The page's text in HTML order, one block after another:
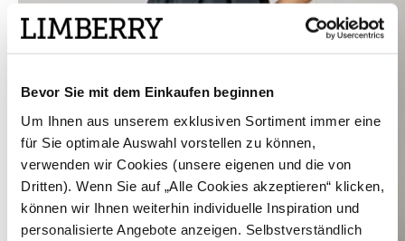
Bevor Sie mit dem Einkaufen beginnen
Um Ihnen aus unserem exklusiven Sortiment immer eine
für Sie optimale Auswahl vorstellen zu können,
verwenden wir Cookies (unsere eigenen und die von
Dritten). Wenn Sie auf „Alle Cookies akzeptieren“ klicken,
können wir Ihnen weiterhin individuelle Inspiration und
personalisierte Angebote anzeigen. Selbstverständlich